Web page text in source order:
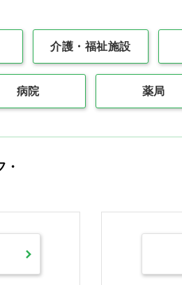
ご利用ガイドを詳しく見る
介護・福祉施設
病院 薬局